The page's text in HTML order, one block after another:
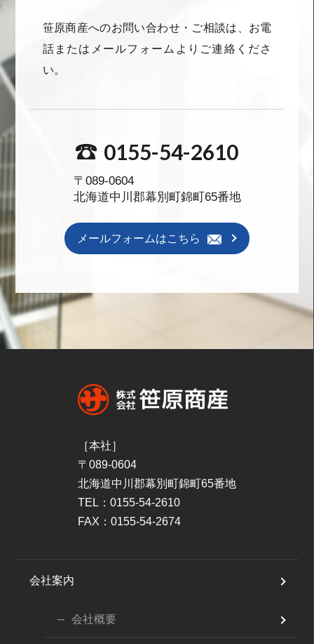
笹原商産へのお問い合わせ・ご相談は、お電
話またはメールフォームよりご連絡くださ
い。
0155-54-2610
〒089-0604
北海道中川郡幕別町錦町65番地
メールフォームはこちら
［本社］
〒089-0604
北海道中川郡幕別町錦町65番地
TEL：0155-54-2610
FAX：0155-54-2674
会社案内
会社概要